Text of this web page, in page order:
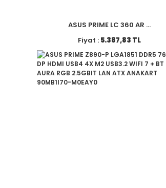
ASUS PRIME LC 360 AR ...
Fiyat : 5.387,83 TL